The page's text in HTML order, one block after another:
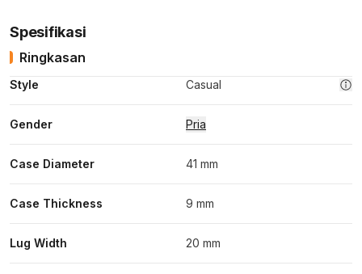
Spesifikasi
Ringkasan
Style Casual
Gender Pria
Case Diameter 41 mm
Case Thickness 9 mm
Lug Width 20 mm